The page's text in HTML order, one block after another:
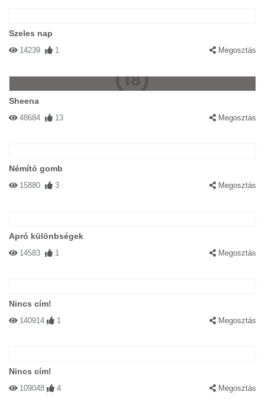
Szeles nap
14239 1 Megosztás
Sheena
48684 13 Megosztás
Némító gomb
15880 3 Megosztás
Apró különbségek
14583 1 Megosztás
Nincs cím!
140914 1 Megosztás
Nincs cím!
109048 4 Megosztás